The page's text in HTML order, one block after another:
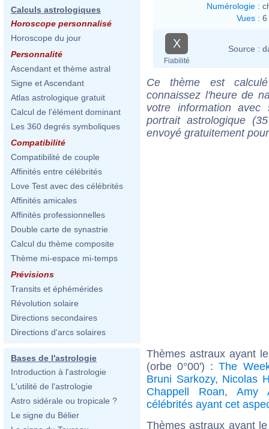
Calculs astrologiques
Horoscope personnalisé
Horoscope du jour
Personnalité
Ascendant et thème astral
Signe et Ascendant
Atlas astrologique gratuit
Calcul de l'élément dominant
Les 360 degrés symboliques
Compatibilité
Compatibilité de couple
Affinités entre célébrités
Love Test avec des célébrités
Affinités amicales
Affinités professionnelles
Double carte de synastrie
Calcul du thème composite
Thème mi-espace mi-temps
Prévisions
Transits et éphémérides
Révolution solaire
Directions secondaires
Directions d'arcs solaires
Bases de l'astrologie
Introduction à l'astrologie
L'utilité de l'astrologie
Astro sidérale ou tropicale ?
Le signe du Bélier
Numérologie :
Vues : 6
X
Fiabilité
Source :
Ce thème est
connaissez l'heure de
votre information
portrait astrologique
envoyé gratuitement
Thèmes astraux ayant
(orbe 0°00') :The
Bruni Sarkozy, Nicolas
Chappell Roan, Amy
célébrités ayant cet
Thèmes astraux ayant